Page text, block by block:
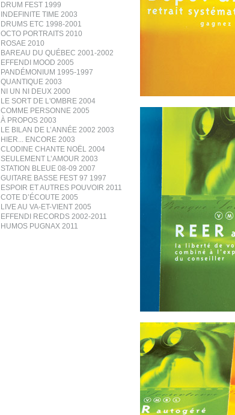
DRUM FEST 1999
INDEFINITE TIME 2003
DRUMS ETC 1998-2001
OCTO PORTRAITS 2010
ROSAE 2010
BAREAU DU QUÉBEC 2001-2002
EFFENDI MOOD 2005
PANDÉMONIUM 1995-1997
QUANTIQUE 2003
NI UN NI DEUX 2000
LE SORT DE L'OMBRE 2004
COMME PERSONNE 2005
À PROPOS 2003
LE BILAN DE L’ANNÉE 2002 2003
HIER... ENCORE 2003
CLODINE CHANTE NOËL 2004
SEULEMENT L’AMOUR 2003
STATION BLEUE 08-09 2007
GUITARE BASSE FEST 97 1997
ESPOIR ET AUTRES POUVOIR 2011
COTE D’ÉCOUTE 2005
LIVE AU VA-ET-VIENT 2005
EFFENDI RECORDS 2002-2011
HUMOS PUGNAX 2011